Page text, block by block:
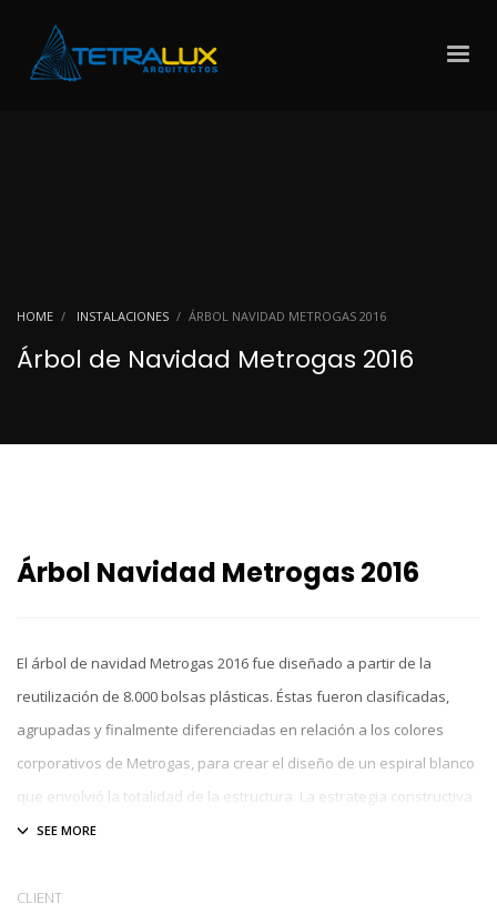
HOME INSTALACIONES ÁRBOL NAVIDAD METROGAS 2016
Árbol de Navidad Metrogas 2016
Árbol Navidad Metrogas 2016
El árbol de navidad Metrogas 2016 fue diseñado a partir de la
reutilización de 8.000 bolsas plásticas. Éstas fueron clasificadas,
agrupadas y finalmente diferenciadas en relación a los colores
corporativos de Metrogas, para crear el diseño de un espiral blanco
que envolvió la totalidad de la estructura. La estrategia constructiva
del componente consistió en colocar bolsas dentro de bolsas
anteriores.
CLIENT